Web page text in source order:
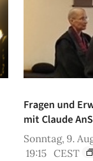
Fragen und
mit Claude
Sonntag, 9.
19:15 CEST